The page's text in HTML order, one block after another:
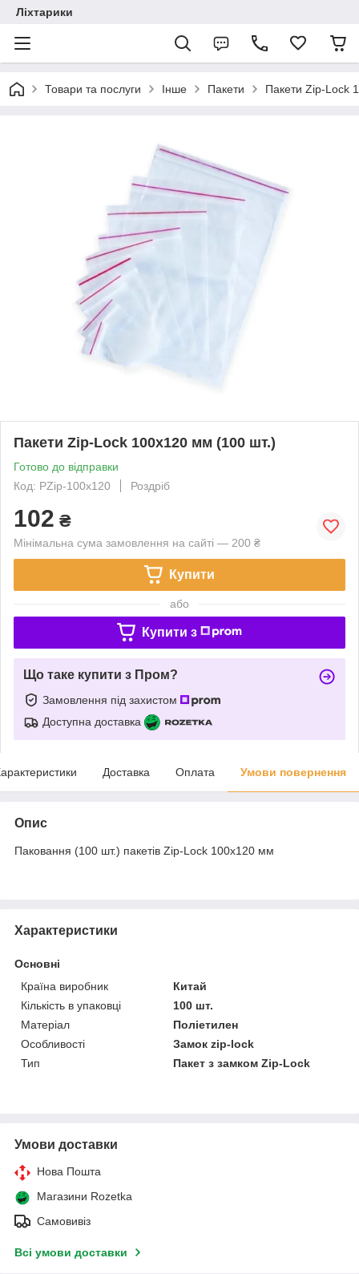
Ліхтарики
Товари та послуги Інше Пакети Пакети Zip-Lock
Пакети Zip-Lock 100x120 мм (100 шт.)
Готово до відправки
Код: PZip-100x120
Роздріб
102 ₴
Мінімальна сума замовлення на сайті — 200 ₴
Купити
або
Купити з
Що таке купити з Пром?
Замовлення під захистом
Доступна доставка
Доставка Оплата Умови повернення
Опис
Паковання (100 шт.) пакетів Zip-Lock 100x120 мм
Характеристики
Основні
Країна виробник
Китай
Кількість в упаковці
100 шт.
Матеріал
Поліетилен
Особливості
Замок zip-lock
Тип
Пакет з замком Zip-Lock
Умови доставки
Нова Пошта
Магазини Rozetka
Самовивіз
Всі умови доставки